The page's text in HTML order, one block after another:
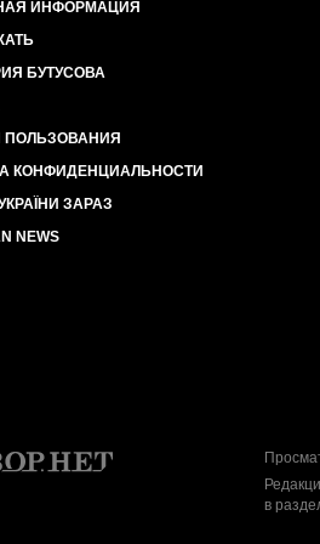
ИНФОРМАЦИЯ
БУТУСОВА
ПОЛЬЗОВАНИЯ
КОНФИДЕНЦИАЛЬНОСТИ
ЗАРАЗ
NEWS
в